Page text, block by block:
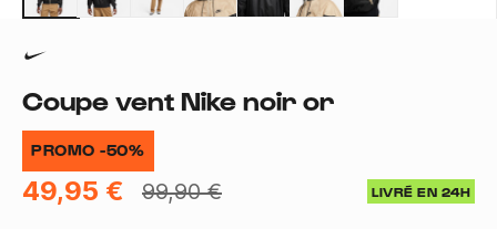
Coupe vent Nike noir or
PROMO -50%
49,95 € 99,90 € LIVRÉ EN 24H